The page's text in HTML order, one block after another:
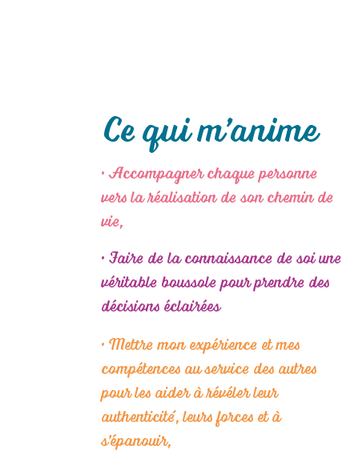
Ce qui m’anime
• Accompagner chaque personne
vers la réalisation de son chemin de
vie,
• Faire de la connaissance de soi une
véritable boussole pour prendre des
décisions éclairées
• Mettre mon expérience et mes
compétences au service des autres
pour les aider à révéler leur
authenticité, leurs forces et à
s’épanouir,